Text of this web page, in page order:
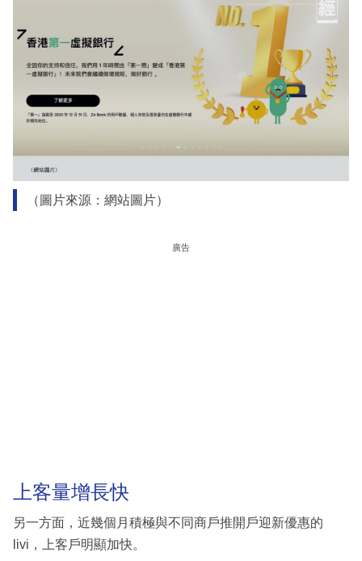
（圖片來源：網站圖片）
廣告
上客量增長快
另一方面，近幾個月積極與不同商戶推開戶迎新優惠的
livi，上客戶明顯加快。